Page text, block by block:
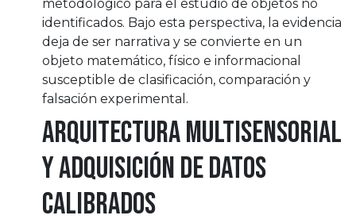
metodológico para el estudio de objetos no
identificados. Bajo esta perspectiva, la evidencia
deja de ser narrativa y se convierte en un
objeto matemático, físico e informacional
susceptible de clasificación, comparación y
falsación experimental.
Arquitectura multisensorial
y adquisición de datos
calibrados